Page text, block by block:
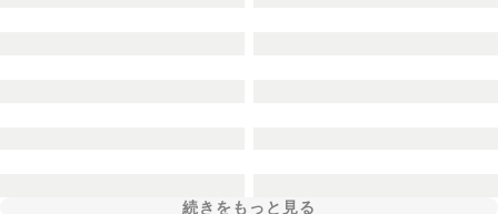
続きをもっと見る